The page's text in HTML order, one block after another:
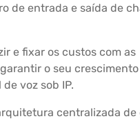
de entrada e saída de
e fixar os custos com as
o seu
voz sob IP.
centralizada de